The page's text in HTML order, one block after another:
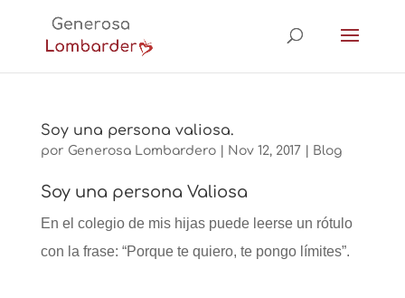
Soy una persona valiosa.
por Generosa Lombardero| Nov 12, 2017 Blog
Soy una persona Valiosa
En el colegio de mis hijas puede leerse un rótulo
con la frase: “Porque te quiero, te pongo límites”.